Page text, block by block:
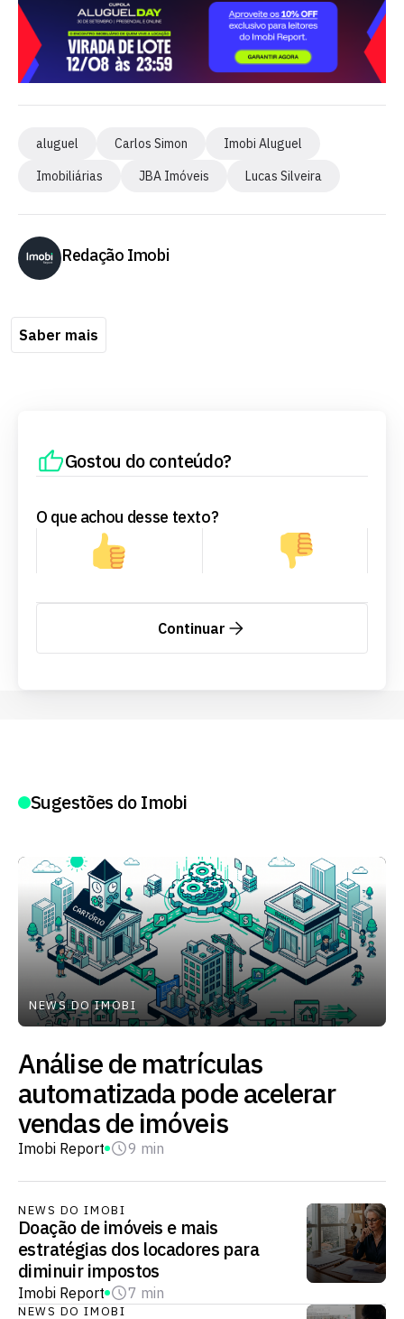
aluguel Carlos Simon
Imobi Aluguel
Imobiliárias
JBA Imóveis Lucas Silveira
Redação Imobi
Saber mais
Gostou do conteúdo?
O que achou desse texto?
Continuar
Sugestões do Imobi
NEWS DO IMOBI
Análise de matrículas
automatizada pode acelerar
vendas de imóveis
Imobi Report 9 min
NEWS DO IMOBI
Doação de imóveis e mais
estratégias dos locadores para
diminuir impostos
Imobi Report 7 min
NEWS DO IMOBI